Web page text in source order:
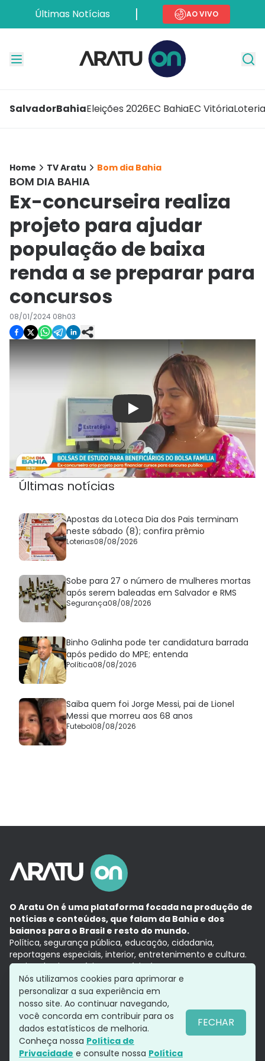
Últimas Notícias AO VIVO
SalvadorBahiaEleições 2026EC BahiaEC Vitória
Home TV Aratu Bom dia Bahia
BOM DIA BAHIA
Ex-concurseira realiza
projeto para ajudar
população de baixa
renda a se preparar para
concursos
08/01/2024 08h03
Play
Últimas notícias
Apostas da Loteca Dia dos Pais terminam
neste sábado (8); confira prêmio
Loterias08/08/2026
Sobe para 27 o número de mulheres mortas
após serem baleadas em Salvador e RMS
Segurança08/08/2026
Binho Galinha pode ter candidatura barrada
após pedido do MPE; entenda
Política08/08/2026
Saiba quem foi Jorge Messi, pai de Lionel
Messi que morreu aos 68 anos
Futebol08/08/2026
O Aratu On é uma plataforma focada na produção de
notícias e conteúdos, que falam da Bahia e dos
baianos para o Brasil e resto do mundo.
Política, segurança pública, educação, cidadania,
reportagens especiais, interior, entretenimento e cultura.
Aqui, tudo vira notícia e a notícia é no tempo presente,
com a credibilidade do Grupo Aratu.
Grupo Aratu
Política de privacidade
Siga-nos
Nós utilizamos cookies para aprimorar e
personalizar a sua experiência em
nosso site. Ao continuar navegando,
você concorda em contribuir para os
dados estatísticos de melhoria.
Conheça nossa Política de
Privacidade e consulte nossa Política
FECHAR